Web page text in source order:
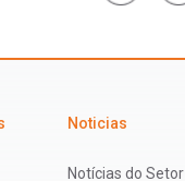
Noticias
Notícias do Setor